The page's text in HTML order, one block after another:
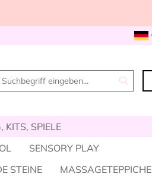
KITS, SPIELE
SENSORY PLAY
STEINE
MASSAGETEPPICHE